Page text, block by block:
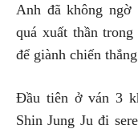
Anh đã không
quá xuất thần
để giành chiến
Đầu tiên ở ván 3
Shin Jung Ju đi